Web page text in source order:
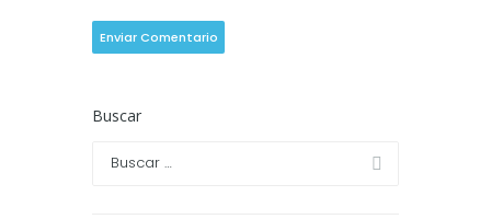
Buscar